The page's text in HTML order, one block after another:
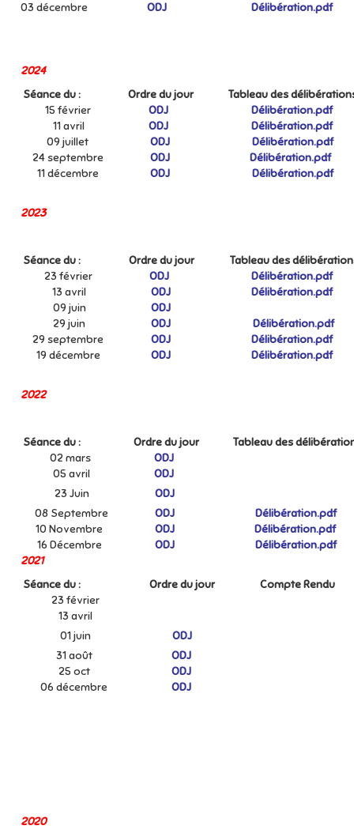
03 décembre
ODJ Délibération.pdf
2024
Séance du :
Ordre du jour
Tableau des
15 février
Délibération.pdf
11 avril
ODJ
Délibération.pdf
09 juillet
ODJ
Délibération.pdf
24 septembre
ODJ
Délibération.pdf
11 décembre
ODJ Délibération.pdf
2023
Séance du : Ordre du jour
Tableau des
23 février
Délibération.pdf
13 avril
ODJ
Délibération.pdf
09 juin
ODJ
29 juin
ODJ
Délibération.pdf
29 septembre
ODJ
Délibération.pdf
19 décembre
ODJ Délibération.pdf
2022
Séance du : Ordre du jour
Tableau des
02 mars
ODJ
05 avril
ODJ
23 Juin
ODJ
08 Septembre
ODJ
Délibération.pdf
10 Novembre
ODJ
Délibération.pdf
16 Décembre
ODJ
Délibération.pdf
2021
Séance du :
Ordre du jour
Compte Rendu
23 février
13 avril
01 juin
ODJ
31 août
ODJ
25 oct
ODJ
06 décembre
ODJ
2020